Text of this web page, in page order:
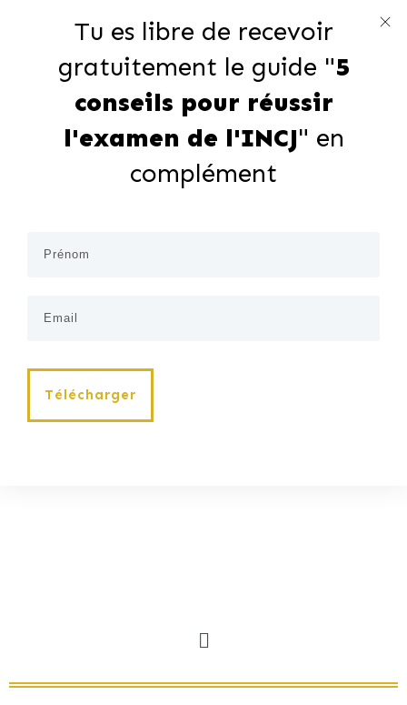
Tu es libre de recevoir
gratuitement le guide "5
conseils pour réussir
l'examen de l'INCJ" en
complément
Télécharger